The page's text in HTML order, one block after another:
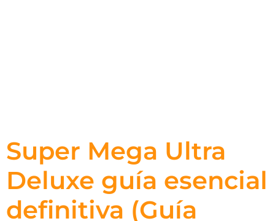
Super Mega Ultra
Deluxe guía esencial
definitiva (Guía